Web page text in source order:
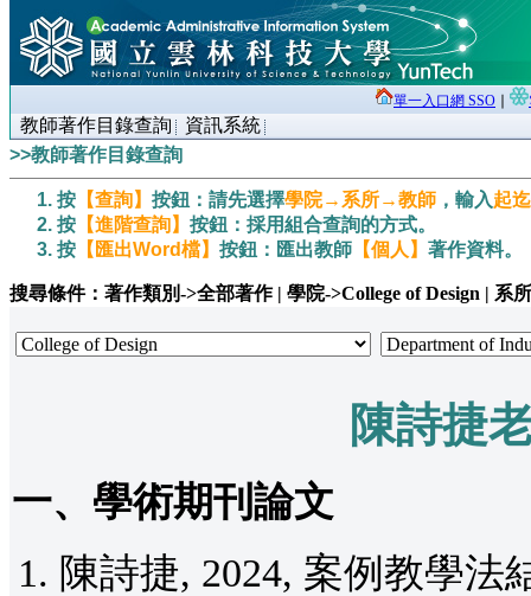
單一入口網 SSO
教師著作目錄查詢
資訊系統
>>教師著作目錄查詢
按 【查詢】 按鈕：請先選擇學院→系所→教師 ，輸入起
按 【進階查詢】 按鈕：採用組合查詢的方式。
按 【匯出Word檔】 按鈕：匯出教師 【個人】 著作資料。
搜尋條件：著作類別->全部著作 | 學院->College of Design | 系
陳詩捷
一、學術期刊論文
陳詩捷, 2024, 案例教學